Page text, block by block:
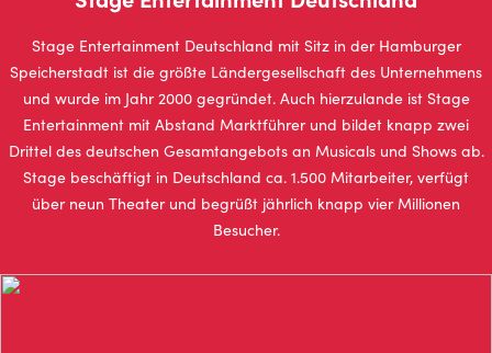
Stage Entertainment Deutschland mit Sitz in der Hamburger
Speicherstadt ist die größte Ländergesellschaft des Unternehmens
und wurde im Jahr 2000 gegründet. Auch hierzulande ist Stage
Entertainment mit Abstand Marktführer und bildet knapp zwei
Drittel des deutschen Gesamtangebots an Musicals und Shows ab.
Stage beschäftigt in Deutschland ca. 1.500 Mitarbeiter, verfügt
über neun Theater und begrüßt jährlich knapp vier Millionen
Besucher.